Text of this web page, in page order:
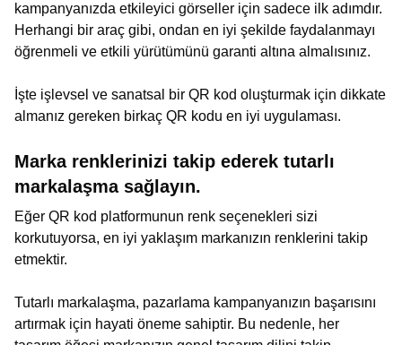
kampanyanızda etkileyici görseller için sadece ilk adımdır.
Herhangi bir araç gibi, ondan en iyi şekilde faydalanmayı
öğrenmeli ve etkili yürütümünü garanti altına almalısınız.
İşte işlevsel ve sanatsal bir QR kod oluşturmak için dikkate
almanız gereken birkaç QR kodu en iyi uygulaması.
Marka renklerinizi takip ederek tutarlı
markalaşma sağlayın.
Eğer QR kod platformunun renk seçenekleri sizi
korkutuyorsa, en iyi yaklaşım markanızın renklerini takip
etmektir.
Tutarlı markalaşma, pazarlama kampanyanızın başarısını
artırmak için hayati öneme sahiptir. Bu nedenle, her